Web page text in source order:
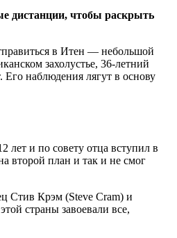
дистанции, чтобы раскрыть
в Итен — небольшой
захолустье, 36-летний
наблюдения лягут в основу
лет и по совету отца вступил в
второй план и так и не смог
Стив Крэм (Steve Cram) и
страны завоевали все,